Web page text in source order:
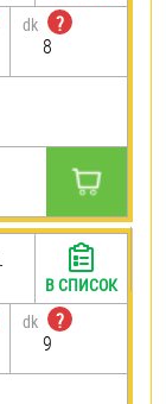
dk
?
8
dk
?
9
В СПИСОК